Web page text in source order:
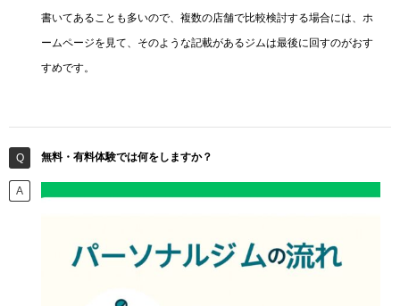
書いてあることも多いので、複数の店舗で比較検討する場合には、ホ
ームページを見て、そのような記載があるジムは最後に回すのがおす
すめです。
無料・有料体験では何をしますか？